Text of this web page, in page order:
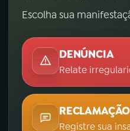
Escolha sua
DENÚNCIA
Relate
RECLAMAÇÃO
Registre sua